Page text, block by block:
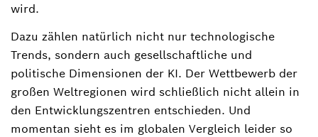
wird.
Dazu zählen natürlich nicht nur technologische
Trends, sondern auch gesellschaftliche und
politische Dimensionen der KI. Der Wettbewerb der
großen Weltregionen wird schließlich nicht allein in
den Entwicklungszentren entschieden. Und
momentan sieht es im globalen Vergleich leider so